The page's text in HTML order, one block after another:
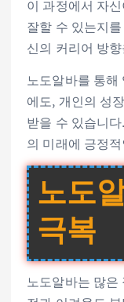
이 과정에서 자
잘할 수 있는지
신의 커리어 방
노도알바를 통해
에도, 개인의 성
받을 수 있습니
의 미래에 긍정
노도
극복
노도알바는 많은